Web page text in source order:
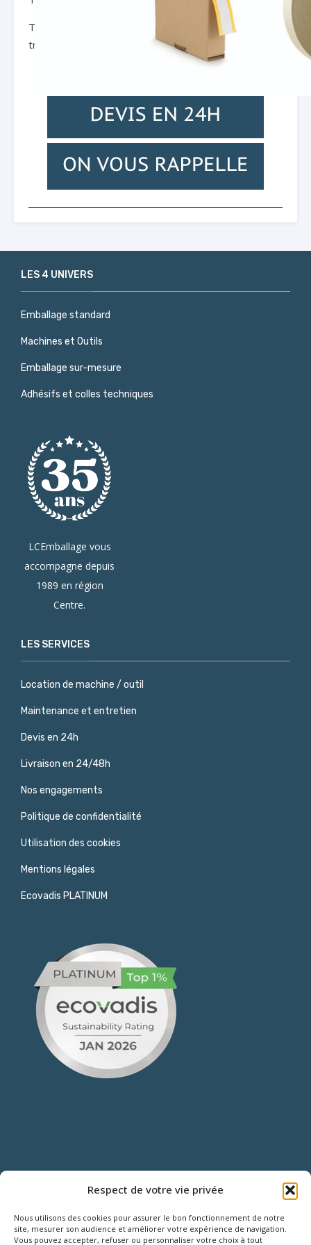
Respect de votre vie privée
Nous utilisons des cookies pour assurer le bon fonctionnement de notre
site, mesurer son audience et améliorer votre expérience de navigation.
Vous pouvez accepter, refuser ou personnaliser votre choix à tout
Très fin : 0,08 mm. Support en polyester blanc
translucide. Masse acrylique avec protecteur papier.
LES 4 UNIVERS
Emballage standard
Machines et Outils
Emballage sur-mesure
Adhésifs et colles techniques
LCEmballage vous
accompagne depuis
1989 en région
Centre.
LES SERVICES
Location de machine / outil
Maintenance et entretien
Devis en 24h
Livraison en 24/48h
Nos engagements
Politique de confidentialité
Utilisation des cookies
Mentions légales
Ecovadis PLATINUM
18 Rue Roger SALENGRO,
Z.I. des Grouëts, 41100 SAINT-OUEN